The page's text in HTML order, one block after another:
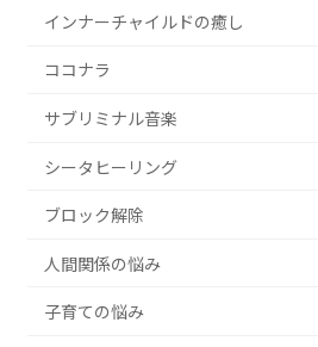
インナーチャイルドの癒し
ココナラ
サブリミナル音楽
シータヒーリング
ブロック解除
人間関係の悩み
子育ての悩み